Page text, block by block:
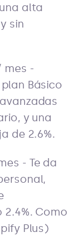
alta
sin
mes -
Básico
y una
de 2.6%.
- Te da
Como
Plus)